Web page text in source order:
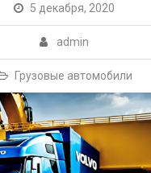
5 декабря, 2020
admin
Грузовые автомобили